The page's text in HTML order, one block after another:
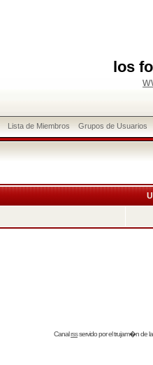
los
Lista de Miembros Grupos de Usuarios
Canalrssservido por eltrujam�nde